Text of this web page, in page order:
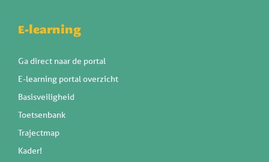
E-learning
Ga direct naar de portal
E-learning portal overzicht
Basisveiligheid
Toetsenbank
Trajectmap
Kader!